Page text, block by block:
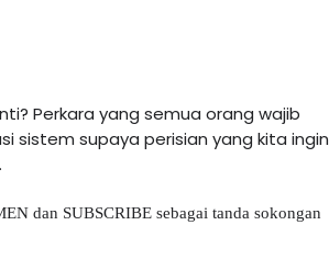
Perkara yang semua orang wajib
sistem supaya perisian yang kita ingin
dan SUBSCRIBE sebagai tanda sokongan